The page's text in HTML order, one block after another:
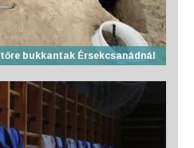
bukkantak Érsekcsanádnál